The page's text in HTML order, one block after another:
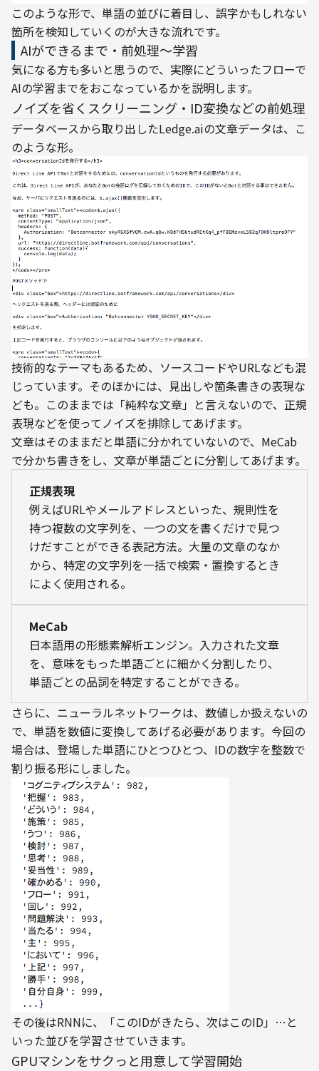
このような形で、単語の並びに着目し、誤字かもしれない
箇所を検知していくのが大きな流れです。
AIができるまで・前処理〜学習
気になる方も多いと思うので、実際にどういったフローで
AIの学習までをおこなっているかを説明します。
ノイズを省くスクリーニング・ID変換などの前処理
データベースから取り出したLedge.aiの文章データは、こ
のような形。
技術的なテーマもあるため、ソースコードやURLなども混
じっています。そのほかには、見出しや箇条書きの表現な
ども。このままでは「純粋な文章」と言えないので、正規
表現などを使ってノイズを排除してあげます。
文章はそのままだと単語に分かれていないので、MeCab
で分かち書きをし、文章が単語ごとに分割してあげます。
正規表現
例えばURLやメールアドレスといった、規則性を
持つ複数の文字列を、一つの文を書くだけで見つ
けだすことができる表記方法。大量の文章のなか
から、特定の文字列を一括で検索・置換するとき
によく使用される。
MeCab
日本語用の形態素解析エンジン。入力された文章
を、意味をもった単語ごとに細かく分割したり、
単語ごとの品詞を特定することができる。
さらに、ニューラルネットワークは、数値しか扱えないの
で、単語を数値に変換してあげる必要があります。今回の
場合は、登場した単語にひとつひとつ、IDの数字を整数で
割り振る形にしました。
その後はRNNに、「このIDがきたら、次はこのID」…と
いった並びを学習させていきます。
GPUマシンをサクっと用意して学習開始